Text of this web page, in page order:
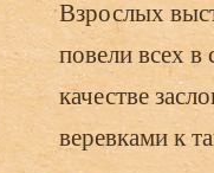
Взрослых
повели всех
качестве
веревками к